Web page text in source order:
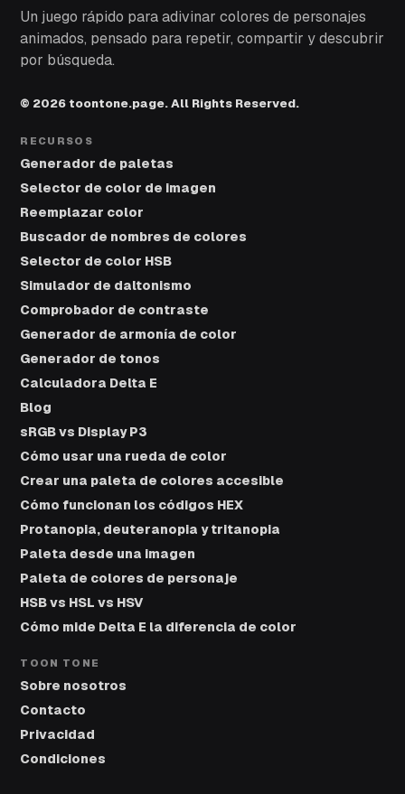
Un juego rápido para adivinar colores de personajes
animados, pensado para repetir, compartir y descubrir
por búsqueda.
© 2026 toontone.page. All Rights Reserved.
RECURSOS
Generador de paletas
Selector de color de imagen
Reemplazar color
Buscador de nombres de colores
Selector de color HSB
Simulador de daltonismo
Comprobador de contraste
Generador de armonía de color
Generador de tonos
Calculadora Delta E
Blog
sRGB vs Display P3
Cómo usar una rueda de color
Crear una paleta de colores accesible
Cómo funcionan los códigos HEX
Protanopia, deuteranopia y tritanopia
Paleta desde una imagen
Paleta de colores de personaje
HSB vs HSL vs HSV
Cómo mide Delta E la diferencia de color
TOON TONE
Sobre nosotros
Contacto
Privacidad
Condiciones